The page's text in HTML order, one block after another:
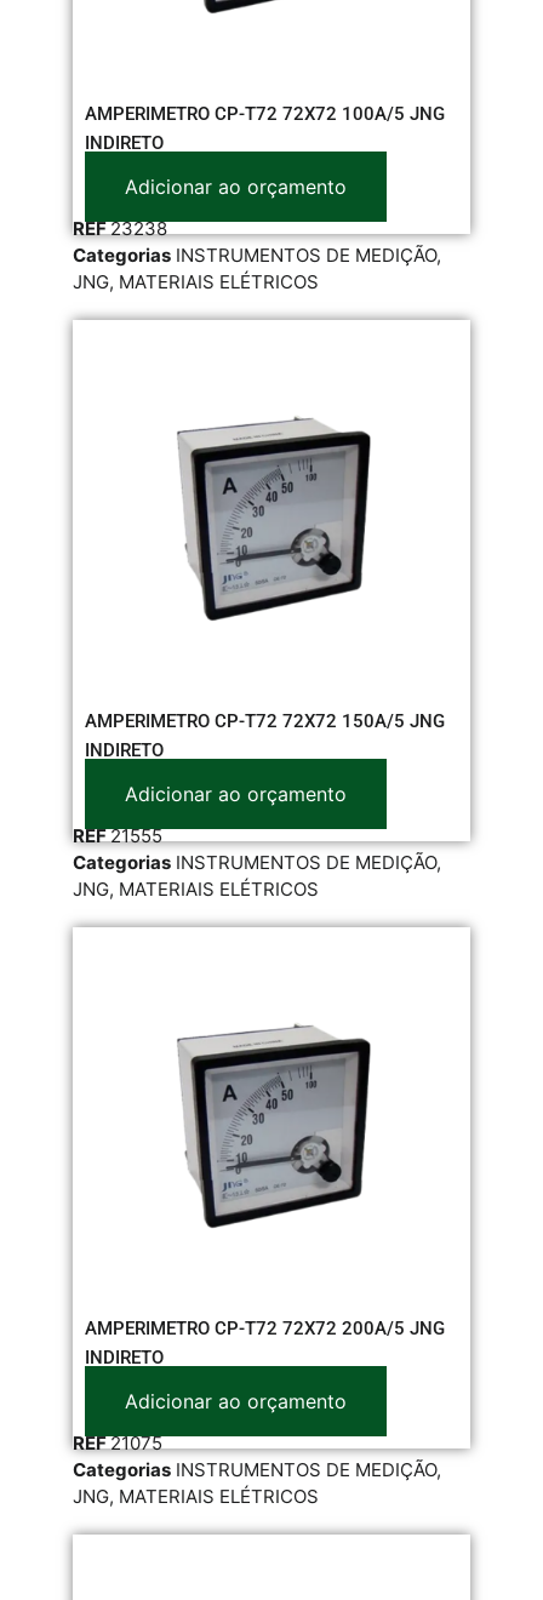
AMPERIMETRO CP-T72 72X72 100A/5 JNG
INDIRETO
Adicionar ao orçamento
REF23238
Categorias INSTRUMENTOS DE MEDIÇÃO,
JNG, MATERIAIS ELÉTRICOS
AMPERIMETRO CP-T72 72X72 150A/5 JNG
INDIRETO
Adicionar ao orçamento
REF21555
Categorias INSTRUMENTOS DE MEDIÇÃO,
JNG, MATERIAIS ELÉTRICOS
AMPERIMETRO CP-T72 72X72 200A/5 JNG
INDIRETO
Adicionar ao orçamento
REF21075
Categorias INSTRUMENTOS DE MEDIÇÃO,
JNG, MATERIAIS ELÉTRICOS